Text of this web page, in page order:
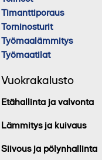
Timanttiporaus
Torninosturit
Työmaalämmitys
Työmaatilat
Vuokrakalusto
Etähallinta ja valvonta
Lämmitys ja kuivaus
Siivous ja pölynhallinta